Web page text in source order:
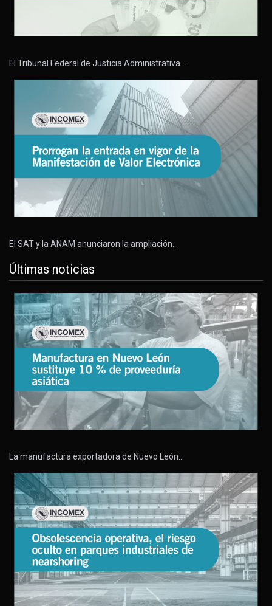
El Tribunal Federal de Justicia Administrativa…
El SAT y la ANAM anunciaron la ampliación…
Últimas noticias
La manufactura exportadora de Nuevo León…